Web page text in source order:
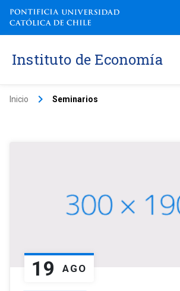
Instituto de Economía
Inicio keyboard_arrow_right Seminarios
19 AGO